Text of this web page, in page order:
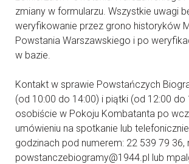
zmiany w formularzu. Wszystkie uwagi
weryfikowanie przez grono historyków
Powstania Warszawskiego i po
w bazie.
Kontakt w sprawie Powstańczych
(od 10:00 do 14:00) i piątki (od 12:00 do
osobiście w Pokoju Kombatanta po
umówieniu na spotkanie lub
godzinach pod numerem: 22 539 79 36,
powstanczebiogramy@1944.pl lub